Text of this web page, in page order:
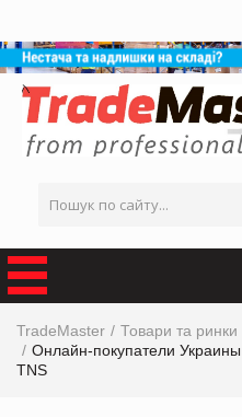
TradeMaster Товари та ринки
Онлайн-покупатели
TNS